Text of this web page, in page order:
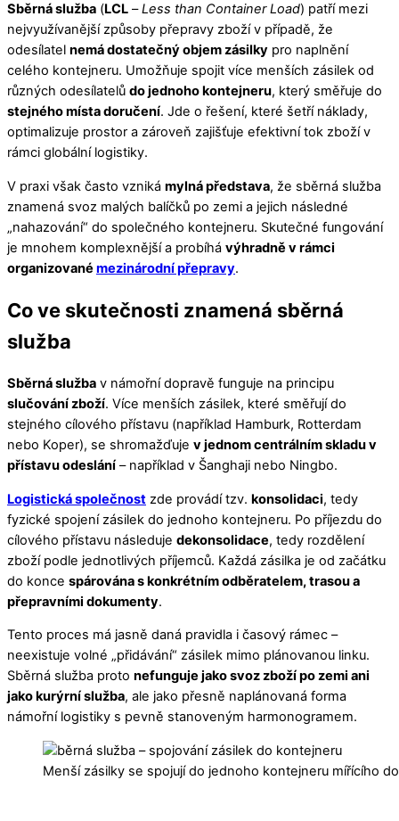
Sběrná služba (LCL –Less than Container Load) patří mezi
nejvyužívanější způsoby přepravy zboží v případě, že
odesílatel nemá dostatečný objem zásilky pro naplnění
celého kontejneru. Umožňuje spojit více menších zásilek od
různých odesílatelů do jednoho kontejneru, který směřuje do
stejného místa doručení. Jde o řešení, které šetří náklady,
optimalizuje prostor a zároveň zajišťuje efektivní tok zboží v
rámci globální logistiky.
V praxi však často vzniká mylná představa, že sběrná služba
znamená svoz malých balíčků po zemi a jejich následné
„nahazování“ do společného kontejneru. Skutečné fungování
je mnohem komplexnější a probíhá výhradně v rámci
organizované mezinárodní přepravy.
Co ve skutečnosti znamená sběrná
služba
Sběrná služba v námořní dopravě funguje na principu
slučování zboží. Více menších zásilek, které směřují do
stejného cílového přístavu (například Hamburk, Rotterdam
nebo Koper), se shromažďuje v jednom centrálním skladu v
přístavu odeslání – například v Šanghaji nebo Ningbo.
Logistická společnost zde provádí tzv. konsolidaci, tedy
fyzické spojení zásilek do jednoho kontejneru. Po příjezdu do
cílového přístavu následuje dekonsolidace, tedy rozdělení
zboží podle jednotlivých příjemců. Každá zásilka je od začátku
do konce spárována s konkrétním odběratelem, trasou a
přepravními dokumenty.
Tento proces má jasně daná pravidla i časový rámec –
neexistuje volné „přidávání“ zásilek mimo plánovanou linku.
Sběrná služba proto nefunguje jako svoz zboží po zemi ani
jako kurýrní služba, ale jako přesně naplánovaná forma
námořní logistiky s pevně stanoveným harmonogramem.
Menší zásilky se spojují do jednoho kontejneru mířícího